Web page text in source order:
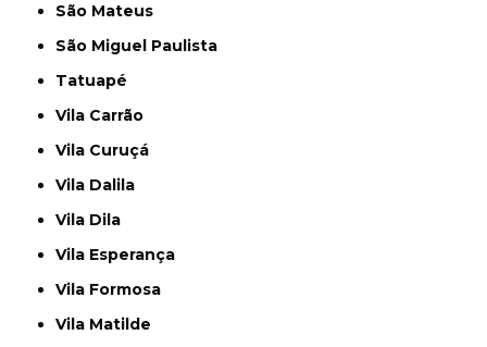
São Mateus
São Miguel Paulista
Tatuapé
Vila Carrão
Vila Curuçá
Vila Dalila
Vila Dila
Vila Esperança
Vila Formosa
Vila Matilde